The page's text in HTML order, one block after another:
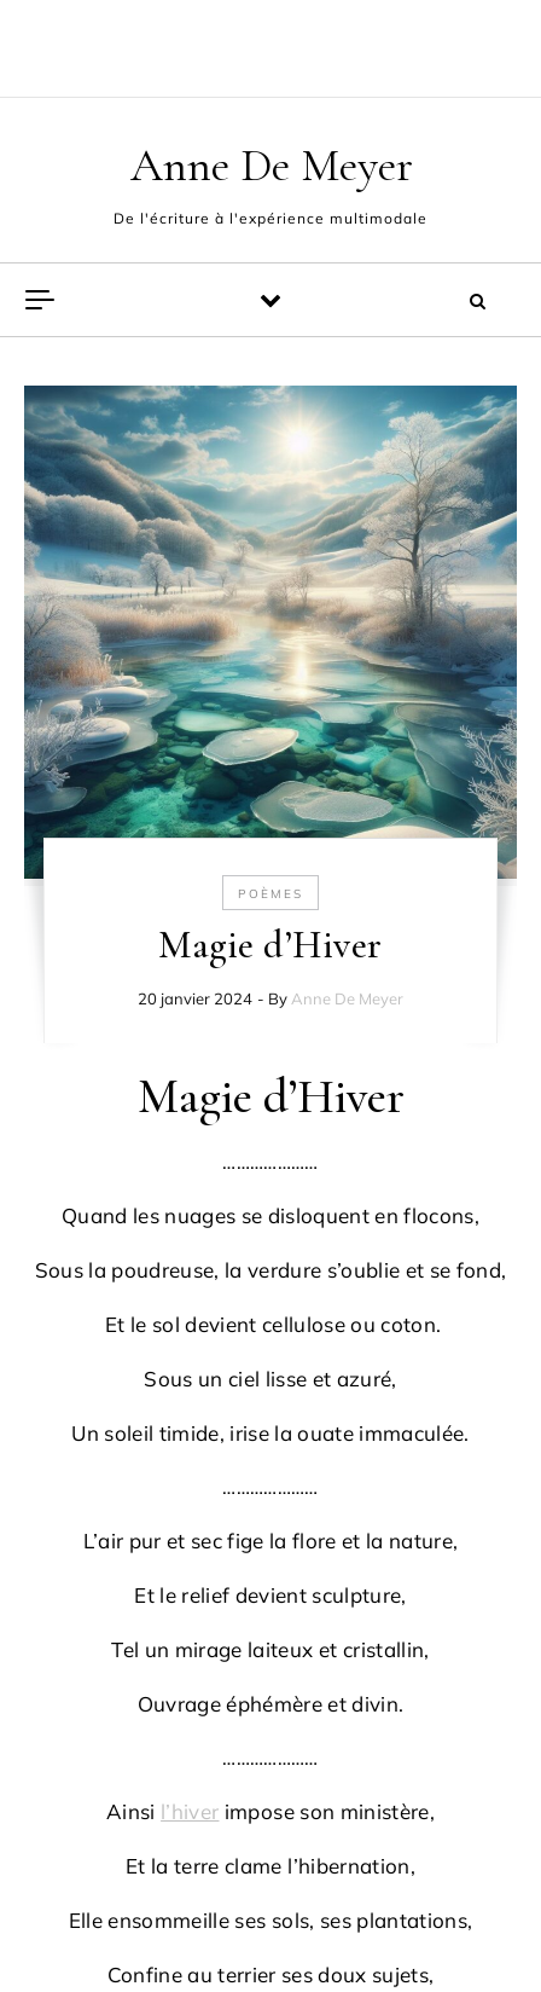
Anne De Meyer
De l'écriture à l'expérience multimodale
POÈMES
Magie d’Hiver
20 janvier 2024 - By Anne De Meyer
Magie d’Hiver
…………………
Quand les nuages se disloquent en flocons,
Sous la poudreuse, la verdure s’oublie et se fond,
Et le sol devient cellulose ou coton.
Sous un ciel lisse et azuré,
Un soleil timide, irise la ouate immaculée.
…………………
L’air pur et sec fige la flore et la nature,
Et le relief devient sculpture,
Tel un mirage laiteux et cristallin,
Ouvrage éphémère et divin.
…………………
Ainsi l’hiver impose son ministère,
Et la terre clame l’hibernation,
Elle ensommeille ses sols, ses plantations,
Confine au terrier ses doux sujets,